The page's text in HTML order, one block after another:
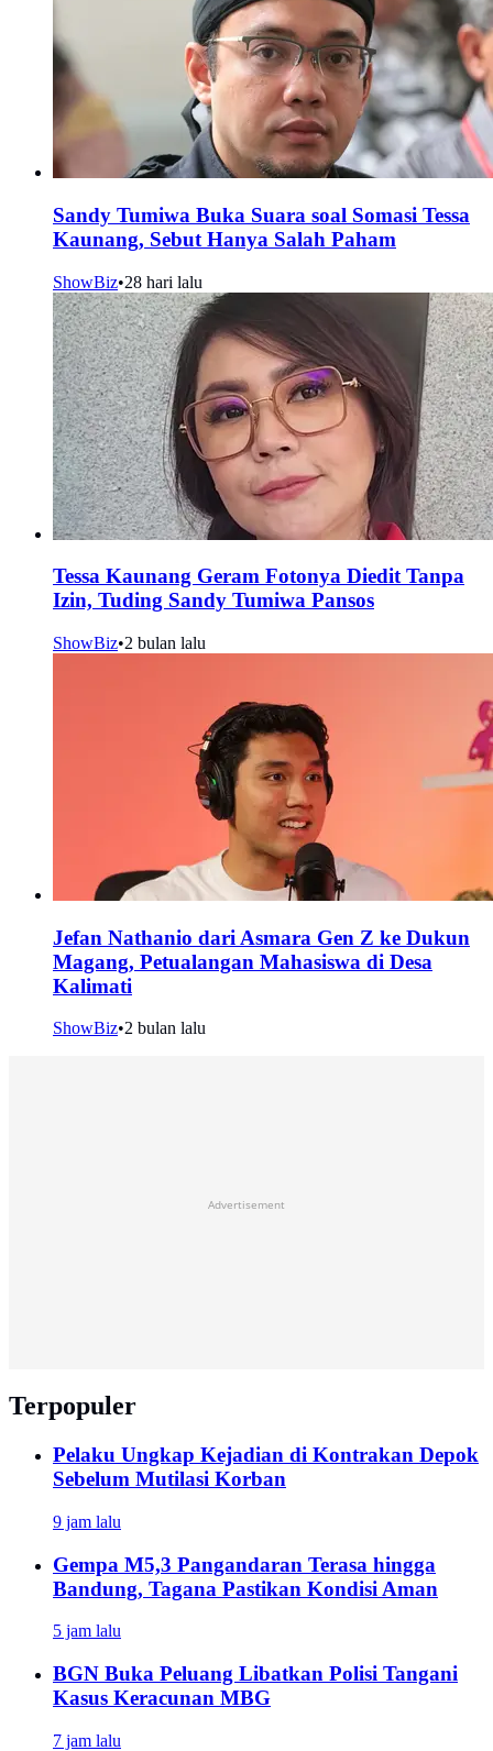
Sandy Tumiwa Buka Suara soal Somasi Tessa
Kaunang, Sebut Hanya Salah Paham
ShowBiz•28 hari lalu
Tessa Kaunang Geram Fotonya Diedit Tanpa
Izin, Tuding Sandy Tumiwa Pansos
ShowBiz•2 bulan lalu
Jefan Nathanio dari Asmara Gen Z ke Dukun
Magang, Petualangan Mahasiswa di Desa
Kalimati
ShowBiz•2 bulan lalu
Advertisement
Terpopuler
Pelaku Ungkap Kejadian di Kontrakan Depok
Sebelum Mutilasi Korban
9 jam lalu
Gempa M5,3 Pangandaran Terasa hingga
Bandung, Tagana Pastikan Kondisi Aman
5 jam lalu
BGN Buka Peluang Libatkan Polisi Tangani
Kasus Keracunan MBG
7 jam lalu